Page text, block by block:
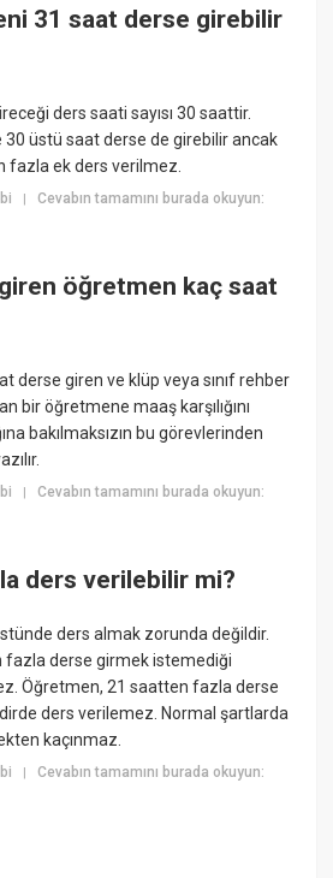
31 saat derse girebilir
ders saati sayısı 30 saattir.
üstü saat derse de girebilir ancak
fazla ek ders verilmez.
|Cevabın tamamını burada okuyun:
öğretmen kaç saat
derse giren ve klüp veya sınıf rehber
bir öğretmene maaş karşılığını
bakılmaksızın bu görevlerinden
|Cevabın tamamını burada okuyun:
ders verilebilir mi?
ders almak zorunda değildir.
fazla derse girmek istemediği
Öğretmen, 21 saatten fazla derse
ders verilemez. Normal şartlarda
kaçınmaz.
|Cevabın tamamını burada okuyun: